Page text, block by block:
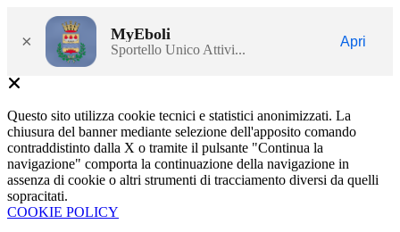
× MyEboli
Sportello Unico Attivi...
Apri
Questo sito utilizza cookie tecnici e statistici anonimizzati. La
chiusura del banner mediante selezione dell'apposito comando
contraddistinto dalla X o tramite il pulsante "Continua la
navigazione" comporta la continuazione della navigazione in
assenza di cookie o altri strumenti di tracciamento diversi da quelli
sopracitati.
COOKIE POLICY